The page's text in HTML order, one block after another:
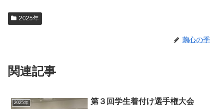
2025年
繭心の季
関連記事
2025年 第３回学生着付け選手権大会